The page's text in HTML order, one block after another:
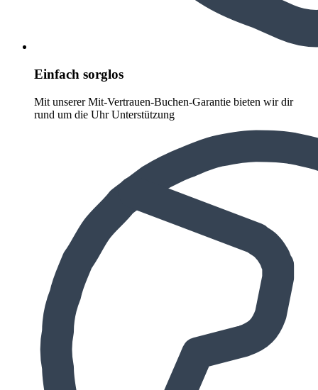
Einfach sorglos
Mit unserer Mit-Vertrauen-Buchen-Garantie bieten wir dir
rund um die Uhr Unterstützung